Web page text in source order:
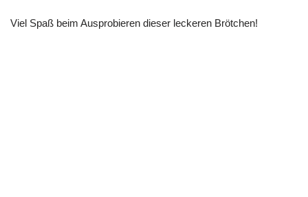
Viel Spaß beim Ausprobieren dieser leckeren Brötchen!